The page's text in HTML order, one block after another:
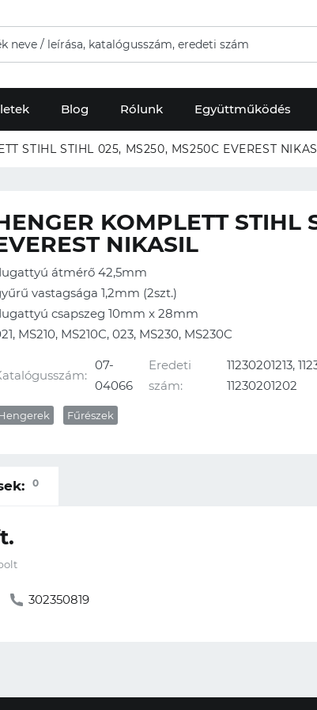
Blog Rólunk Együttműködés
STIHL STIHL 025, MS250, MS250C EVEREST
KOMPLETT STIHL
NIKASIL
átmérő 42,5mm
vastagsága 1,2mm (2szt.)
csapszeg 10mm x 28mm
MS210, MS210C, 023, MS230, MS230C
07-
04066
Eredeti
szám:
11230201213,
11230201202
Fűrészek
0
302350819